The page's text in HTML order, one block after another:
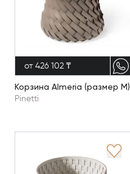
от 426 102 ₸
Корзина Almeria (размер M)
Pinetti